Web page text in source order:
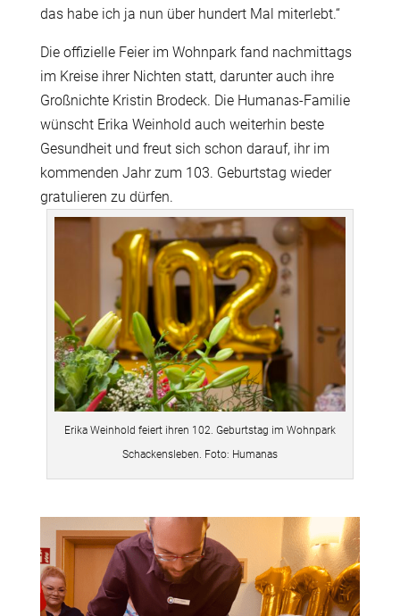
das habe ich ja nun über hundert Mal miterlebt.“
Die offizielle Feier im Wohnpark fand nachmittags
im Kreise ihrer Nichten statt, darunter auch ihre
Großnichte Kristin Brodeck. Die Humanas-Familie
wünscht Erika Weinhold auch weiterhin beste
Gesundheit und freut sich schon darauf, ihr im
kommenden Jahr zum 103. Geburtstag wieder
gratulieren zu dürfen.
Erika Weinhold feiert ihren 102. Geburtstag im Wohnpark
Schackensleben. Foto: Humanas